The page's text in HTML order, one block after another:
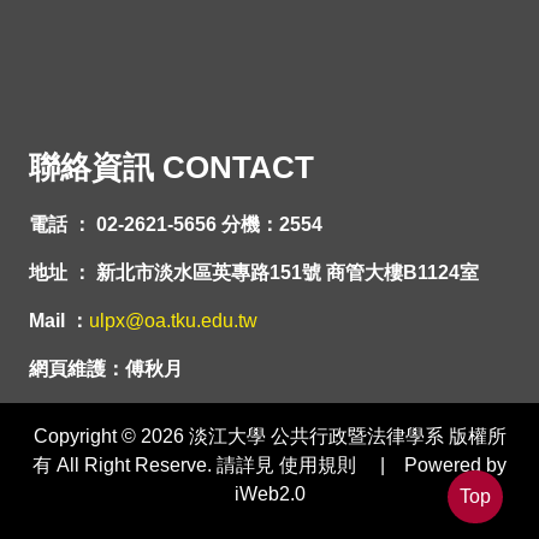
聯絡資訊 CONTACT
電話 ： 02-2621-5656 分機：2554
地址 ： 新北市淡水區英專路151號 商管大樓B1124室
Mail ： ulpx@oa.tku.edu.tw
網頁維護：傅秋月
Copyright © 2026 淡江大學 公共行政暨法律學系 版權所
有 All Right Reserve. 請詳見 使用規則 | Powered by
iWeb2.0
Top